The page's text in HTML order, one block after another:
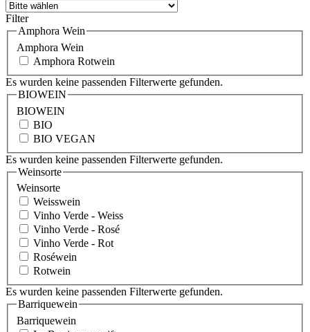
Filter
Amphora Wein
Amphora Wein
Amphora Rotwein
Es wurden keine passenden Filterwerte gefunden.
BIOWEIN
BIOWEIN
BIO
BIO VEGAN
Es wurden keine passenden Filterwerte gefunden.
Weinsorte
Weinsorte
Weisswein
Vinho Verde - Weiss
Vinho Verde - Rosé
Vinho Verde - Rot
Roséwein
Rotwein
Es wurden keine passenden Filterwerte gefunden.
Barriquewein
Barriquewein